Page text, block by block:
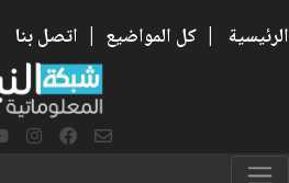
الرئيسية | كل المواضيع | اتصل بنا